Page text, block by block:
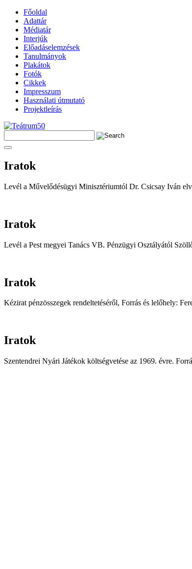
Főoldal
Adattár
Médiatár
Interjúk
Előadáselemzések
Tanulmányok
Plakátok
Fotók
Cikkek
Impresszum
Használati útmutató
Projektleírás
Iratok
Levél a Művelődésügyi Minisztériumtól Dr. Csicsay Iván
Iratok
Levél a Pest megyei Tanács VB. Pénzügyi Osztályától
Iratok
Kézirat pénzösszegek rendeltetéséről, Forrás és lelőhely:
Iratok
Szentendrei Nyári Játékok költségvetése az 1969. évre.